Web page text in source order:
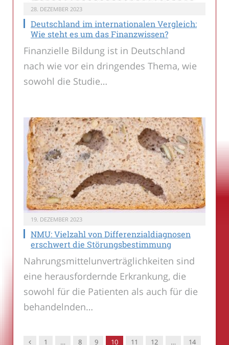
28. DEZEMBER 2023
Deutschland im internationalen Vergleich:
Wie steht es um das Finanzwissen?
Finanzielle Bildung ist in Deutschland
nach wie vor ein dringendes Thema, wie
sowohl die Studie…
19. DEZEMBER 2023
NMU: Vielzahl von Differenzialdiagnosen
erschwert die Störungsbestimmung
Nahrungsmittelunverträglichkeiten sind
eine herausfordernde Erkrankung, die
sowohl für die Patienten als auch für die
behandelnden…
Vorgänger
1 … 8 9 10 11 12 …
14